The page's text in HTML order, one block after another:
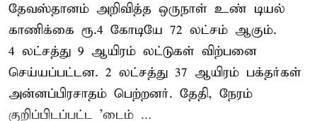
தேவஸ்தானம் அறிவித்த ஒருநாள் உண் டியல்
காணிக்கை ரூ.4 கோடியே 72 லட்சம் ஆகும்.
4 லட்சத்து 9 ஆயிரம் லட்டுகள் விற்பனை
செய்யப்பட்டன. 2 லட்சத்து 37 ஆயிரம் பக்தர்கள்
அன்னப்பிரசாதம் பெற்றனர். தேதி, நேரம்
குறிப்பிடப்பட்ட 'டைம் ...